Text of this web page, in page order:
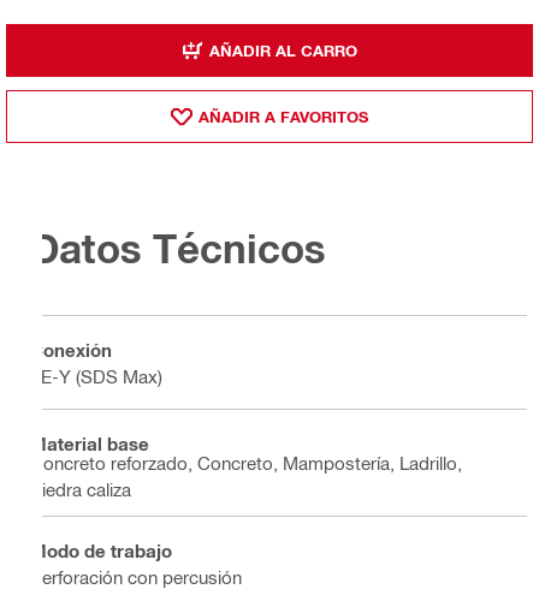
AÑADIR AL CARRO
AÑADIR A FAVORITOS
Datos Técnicos
Conexión
TE-Y (SDS Max)
Material base
Concreto reforzado, Concreto, Mampostería, Ladrillo,
Piedra caliza
Modo de trabajo
Perforación con percusión